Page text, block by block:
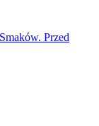
Przed